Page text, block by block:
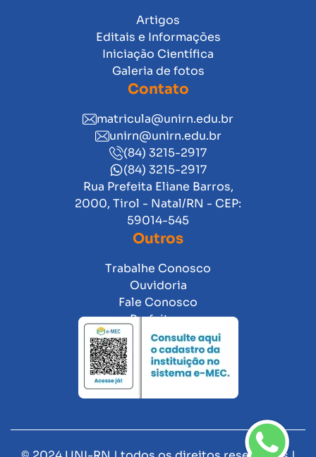
Artigos
Editais e Informações
Iniciação Científica
Galeria de fotos
Contato
matricula@unirn.edu.br
unirn@unirn.edu.br
(84) 3215-2917
(84) 3215-2917
Rua Prefeita Eliane Barros,
2000, Tirol - Natal/RN - CEP:
59014-545
Outros
Trabalhe Conosco
Ouvidoria
Fale Conosco
Prefeitura